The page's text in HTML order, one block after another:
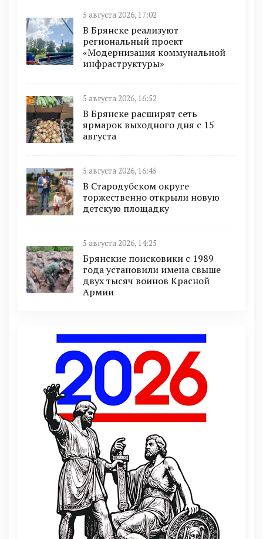
5 августа 2026, 17:02
В Брянске реализуют
региональный проект
«Модернизация коммунальной
инфраструктуры»
5 августа 2026, 16:52
В Брянске расширят сеть
ярмарок выходного дня с 15
августа
5 августа 2026, 16:45
В Стародубском округе
торжественно открыли новую
детскую площадку
5 августа 2026, 14:25
Брянские поисковики с 1989
года установили имена свыше
двух тысяч воинов Красной
Армии